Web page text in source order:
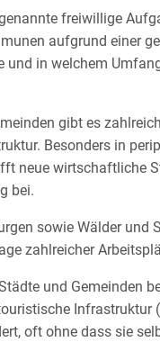
freiwillige
aufgrund einer
und in welchem
gibt es
Besonders in
neue wirtschaftliche
bei.
sowie Wälder und
zahlreicher
und Gemeinden
Infrastruktur
oft ohne dass sie